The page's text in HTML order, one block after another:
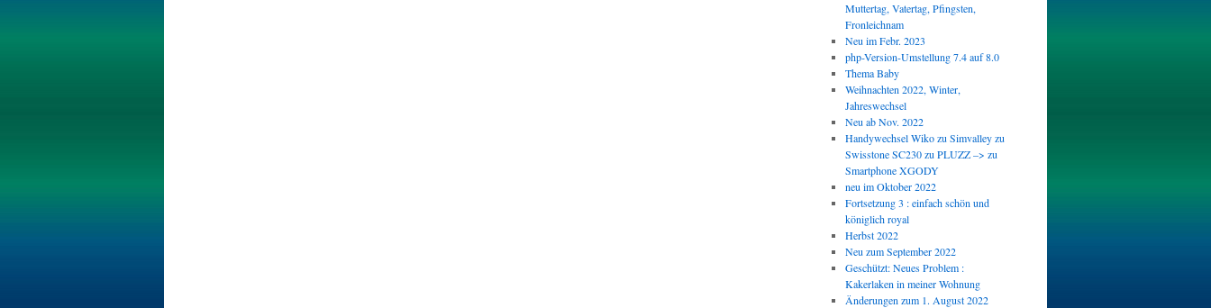
Muttertag, Vatertag, Pfingsten,
Fronleichnam
Neu im Febr. 2023
php-Version-Umstellung 7.4 auf 8.0
Thema Baby
Weihnachten 2022, Winter,
Jahreswechsel
Neu ab Nov. 2022
Handywechsel Wiko zu Simvalley zu
Swisstone SC230 zu PLUZZ –> zu
Smartphone XGODY
neu im Oktober 2022
Fortsetzung 3 : einfach schön und
königlich royal
Herbst 2022
Neu zum September 2022
Geschützt: Neues Problem :
Kakerlaken in meiner Wohnung
Änderungen zum 1. August 2022